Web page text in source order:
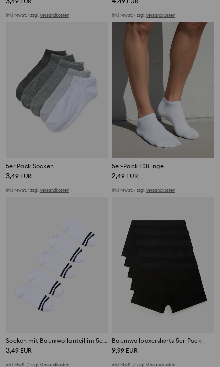
inkl. MwSt. / zzgl.Versandkosten inkl. MwSt. / zzgl.Versandkosten
5er Pack Socken
3,49 EUR
inkl. MwSt. / zzgl.Versandkosten
5er-Pack Füßlinge
2,49 EUR
inkl. MwSt. / zzgl.Versandkosten
Socken mit Baumwollanteil im 5er-Pack
3,49 EUR
inkl. MwSt. / zzgl.Versandkosten
Baumwollboxershorts 5er-Pack
9,99 EUR
inkl. MwSt. / zzgl.Versandkosten